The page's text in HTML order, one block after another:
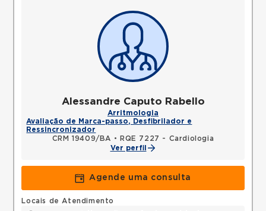
Alessandre Caputo Rabello
Arritmologia
Avaliação de Marca-passo, Desfibrilador e
Ressincronizador
CRM 19409/BA •
RQE 7227 - Cardiologia
Ver perfil
Agende uma consulta
Locais de Atendimento